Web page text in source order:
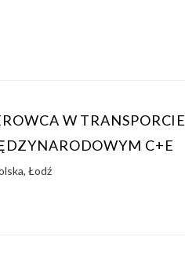
W TRANSPORCIE
C+E
,Łodź